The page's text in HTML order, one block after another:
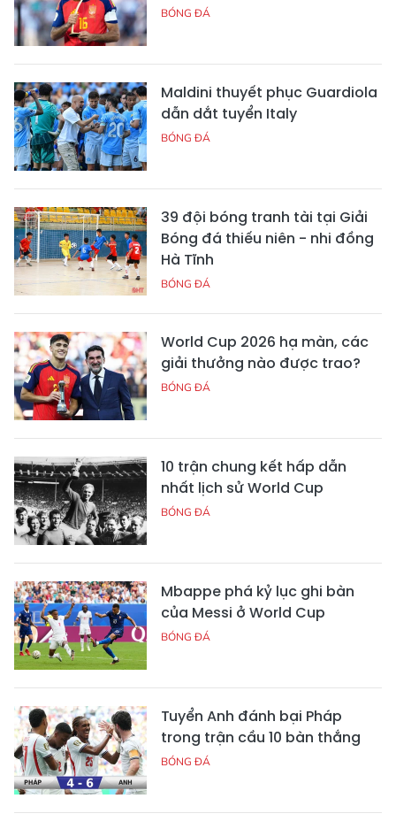
BÓNG ĐÁ
Maldini thuyết phục Guardiola
dẫn dắt tuyển Italy
BÓNG ĐÁ
39 đội bóng tranh tài tại Giải
Bóng đá thiếu niên - nhi đồng
Hà Tĩnh
BÓNG ĐÁ
World Cup 2026 hạ màn, các
giải thưởng nào được trao?
BÓNG ĐÁ
10 trận chung kết hấp dẫn
nhất lịch sử World Cup
BÓNG ĐÁ
Mbappe phá kỷ lục ghi bàn
của Messi ở World Cup
BÓNG ĐÁ
Tuyển Anh đánh bại Pháp
trong trận cầu 10 bàn thắng
BÓNG ĐÁ